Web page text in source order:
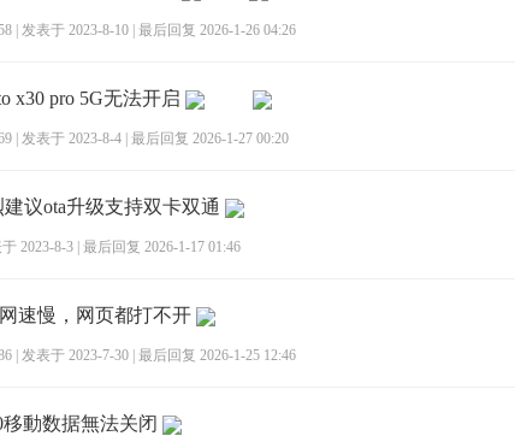
发表于 2023-8-10 最后回复 2026-1-26 04:26
x30 pro 5G无法开启
发表于 2023-8-4 最后回复 2026-1-27 00:20
议ota升级支持双卡双通
2023-8-3 最后回复 2026-1-17 01:46
速慢，网页都打不开
发表于 2023-7-30 最后回复 2026-1-25 12:46
動数据無法关闭